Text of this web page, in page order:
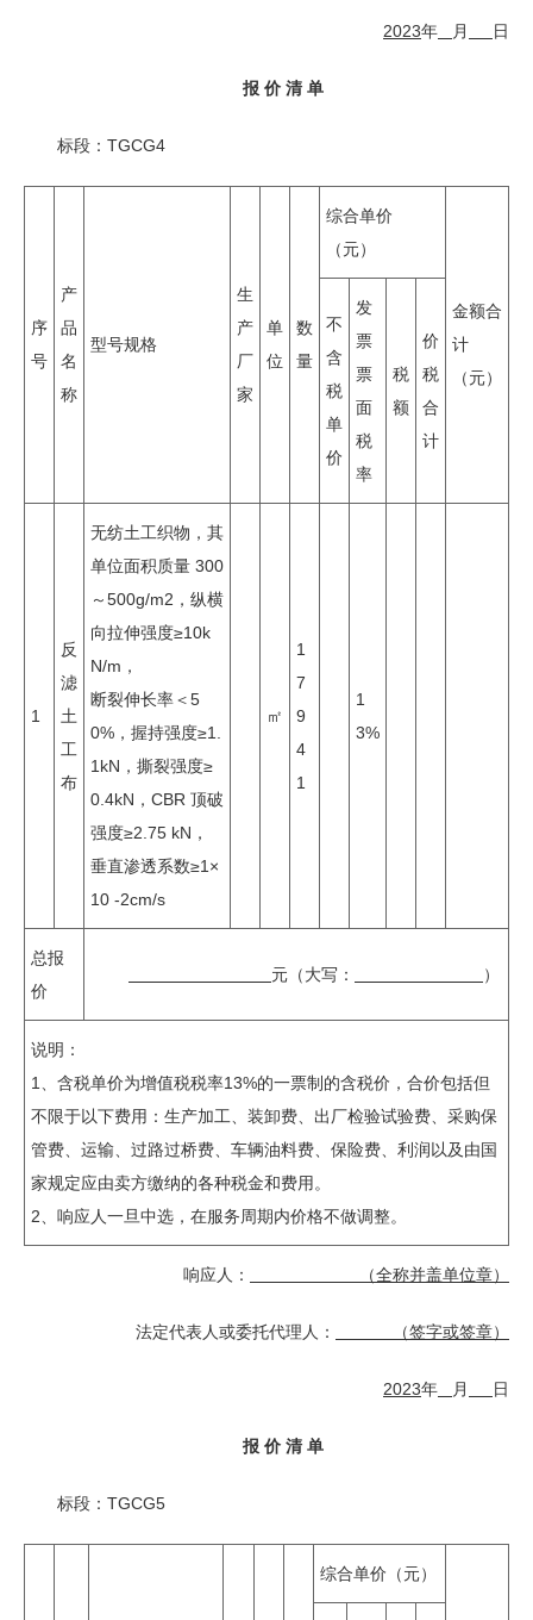
2023年 月 日
报 价 清 单
标段：TGCG4
序
号
产
品
名
称
型号规格
生
产
厂
家
单
位
数
量
综合单价
（元）
金额合
计
（元）
不
含
税
单
价
发
票
票
面
税
率
税
额
价
税
合
计
1
反
滤
土
工
布
无纺土工织物，其
单位面积质量 300
～500g/m2，纵横
向拉伸强度≥10k
N/m，
断裂伸长率＜5
0%，握持强度≥1.
1kN，撕裂强度≥
0.4kN，CBR 顶破
强度≥2.75 kN，
垂直渗透系数≥1×
10 -2cm/s
㎡
1
7
9
4
1
1
3%
总报
价
元（大写： ）
说明：
1、含税单价为增值税税率13%的一票制的含税价，合价包括但
不限于以下费用：生产加工、装卸费、出厂检验试验费、采购保
管费、运输、过路过桥费、车辆油料费、保险费、利润以及由国
家规定应由卖方缴纳的各种税金和费用。
2、响应人一旦中选，在服务周期内价格不做调整。
响应人： （全称并盖单位章）
法定代表人或委托代理人： （签字或签章）
2023年 月 日
报 价 清 单
标段：TGCG5
综合单价（元）